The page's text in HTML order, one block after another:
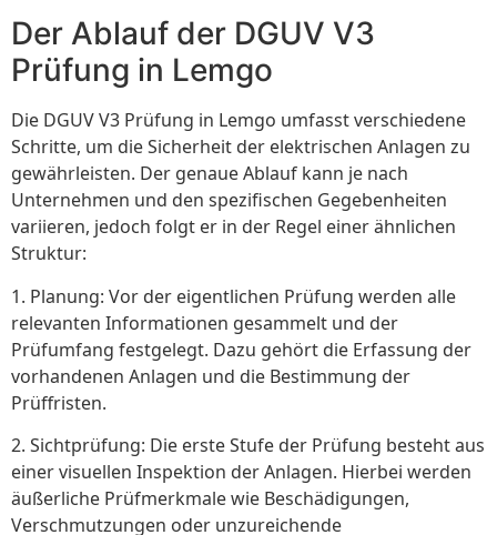
Der Ablauf der DGUV V3
Prüfung in Lemgo
Die DGUV V3 Prüfung in Lemgo umfasst verschiedene
Schritte, um die Sicherheit der elektrischen Anlagen zu
gewährleisten. Der genaue Ablauf kann je nach
Unternehmen und den spezifischen Gegebenheiten
variieren, jedoch folgt er in der Regel einer ähnlichen
Struktur:
1. Planung: Vor der eigentlichen Prüfung werden alle
relevanten Informationen gesammelt und der
Prüfumfang festgelegt. Dazu gehört die Erfassung der
vorhandenen Anlagen und die Bestimmung der
Prüffristen.
2. Sichtprüfung: Die erste Stufe der Prüfung besteht aus
einer visuellen Inspektion der Anlagen. Hierbei werden
äußerliche Prüfmerkmale wie Beschädigungen,
Verschmutzungen oder unzureichende